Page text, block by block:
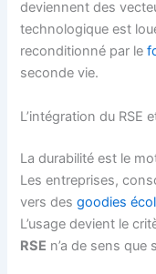
deviennent des
technologique est
reconditionné par le
seconde vie.
L’intégration du RSE
La durabilité est le
Les entreprises,
vers desgoodies
L’usage devient le
RSE n’a de sens que